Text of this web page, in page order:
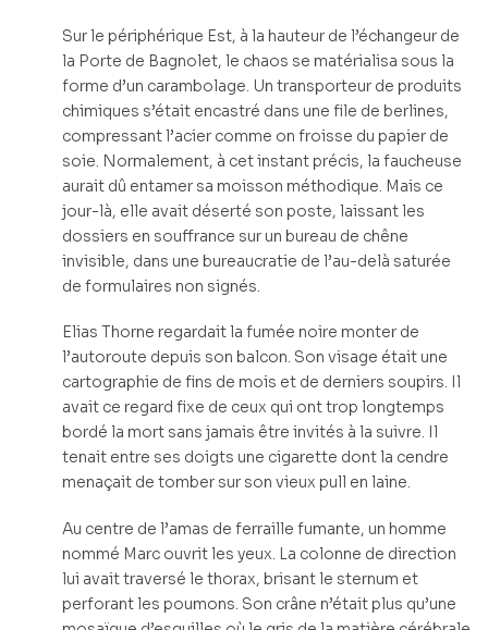
Sur le périphérique Est, à la hauteur de l’échangeur de
la Porte de Bagnolet, le chaos se matérialisa sous la
forme d’un carambolage. Un transporteur de produits
chimiques s’était encastré dans une file de berlines,
compressant l’acier comme on froisse du papier de
soie. Normalement, à cet instant précis, la faucheuse
aurait dû entamer sa moisson méthodique. Mais ce
jour-là, elle avait déserté son poste, laissant les
dossiers en souffrance sur un bureau de chêne
invisible, dans une bureaucratie de l’au-delà saturée
de formulaires non signés.
Elias Thorne regardait la fumée noire monter de
l’autoroute depuis son balcon. Son visage était une
cartographie de fins de mois et de derniers soupirs. Il
avait ce regard fixe de ceux qui ont trop longtemps
bordé la mort sans jamais être invités à la suivre. Il
tenait entre ses doigts une cigarette dont la cendre
menaçait de tomber sur son vieux pull en laine.
Au centre de l’amas de ferraille fumante, un homme
nommé Marc ouvrit les yeux. La colonne de direction
lui avait traversé le thorax, brisant le sternum et
perforant les poumons. Son crâne n’était plus qu’une